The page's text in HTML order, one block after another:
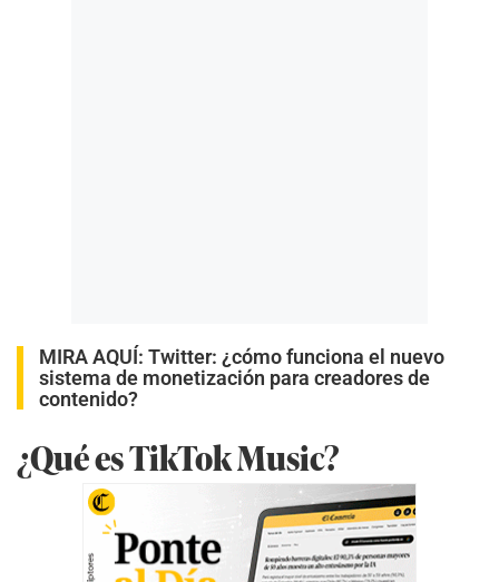
MIRA AQUÍ: Twitter: ¿cómo funciona el nuevo
sistema de monetización para creadores de
contenido?
¿Qué es TikTok Music?